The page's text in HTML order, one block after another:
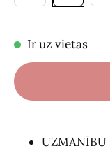
Ir uz vietas
UZMANĪBU